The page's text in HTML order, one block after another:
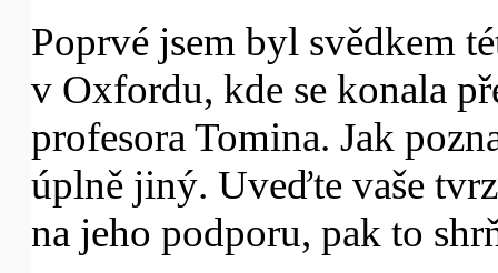
Poprvé jsem byl svědkem
v Oxfordu, kde se konala
profesora Tomina. Jak
úplně jiný. Uveďte vaše
na jeho podporu, pak to